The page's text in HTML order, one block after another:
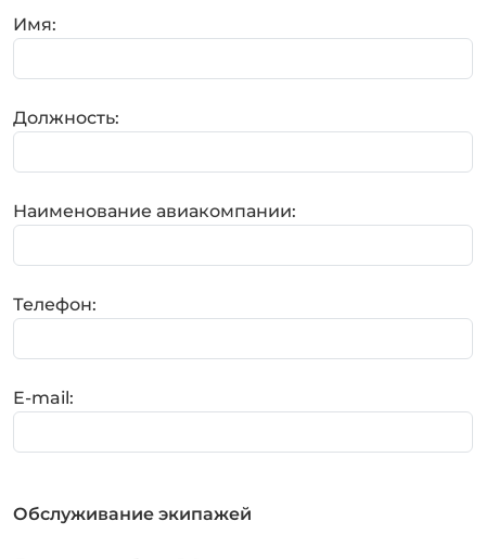
Имя:
Должность:
Наименование авиакомпании:
Телефон:
E-mail:
Обслуживание экипажей